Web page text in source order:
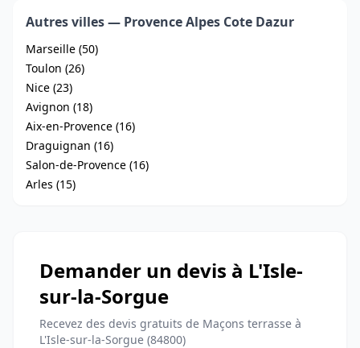
Autres villes — Provence Alpes Cote Dazur
Marseille (50)
Toulon (26)
Nice (23)
Avignon (18)
Aix-en-Provence (16)
Draguignan (16)
Salon-de-Provence (16)
Arles (15)
Demander un devis à L'Isle-
sur-la-Sorgue
Recevez des devis gratuits de Maçons terrasse à
L'Isle-sur-la-Sorgue (84800)